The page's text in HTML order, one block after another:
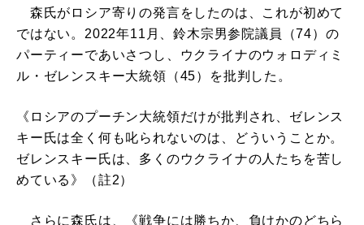
森氏がロシア寄りの発言をしたのは、これが初めて
ではない。2022年11月、鈴木宗男参院議員（74）の
パーティーであいさつし、ウクライナのウォロディミ
ル・ゼレンスキー大統領（45）を批判した。
《ロシアのプーチン大統領だけが批判され、ゼレンス
キー氏は全く何も叱られないのは、どういうことか。
ゼレンスキー氏は、多くのウクライナの人たちを苦し
めている》（註2）
さらに森氏は、《戦争には勝ちか、負けかのどちら